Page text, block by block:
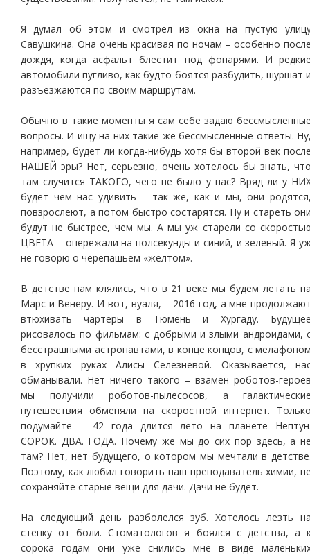
Я думал об этом и смотрел из окна на пустую
Савушкина. Она очень красивая по ночам – особенно
дождя, когда асфальт блестит под фонарями. И
автомобили пугливо, как будто боятся разбудить, шуршат
разъезжаются по своим маршрутам.
Обычно в такие моменты я сам себе задаю
вопросы. И ищу на них такие же бессмысленные ответы.
например, будет ли когда-нибудь хотя бы второй век
НАШЕЙ эры? Нет, серьезно, очень хотелось бы знать,
там случится ТАКОГО, чего не было у нас? Вряд ли у
будет чем нас удивить – так же, как и мы, они
повзрослеют, а потом быстро состарятся. Ну и стареть
будут не быстрее, чем мы. А мы уж старели со
ЦВЕТА – опережали на полсекунды и синий, и зеленый. Я
не говорю о черепашьем «желтом».
В детстве нам клялись, что в 21 веке мы будем летать
Марс и Венеру. И вот, вуаля, – 2016 год, а мне
втюхивать чартеры в Тюмень и Хургаду.
рисовалось по фильмам: с добрыми и злыми андроидами,
бесстрашными астронавтами, в конце концов, с
в хрупких руках Алисы Селезневой. Оказывается,
обманывали. Нет ничего такого – взамен роботов-
мы получили роботов-пылесосов, а
путешествия обменяли на скоростной интернет.
подумайте – 42 года длится лето на планете
СОРОК. ДВА. ГОДА. Почему же мы до сих пор здесь, а
там? Нет, нет будущего, о котором мы мечтали в
Поэтому, как любил говорить наш преподаватель химии,
сохраняйте старые вещи для дачи. Дачи не будет.
На следующий день разболелся зуб. Хотелось лезть
стенку от боли. Стоматологов я боялся с детства, а
сорока годам они уже снились мне в виде